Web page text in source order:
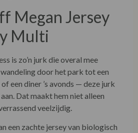
Megan Jersey
Multi
is zo’n jurk die overal mee
door het park tot een
een diner ’s avonds — deze jurk
Dat maakt hem niet alleen
veelzijdig.
een zachte jersey van biologisch